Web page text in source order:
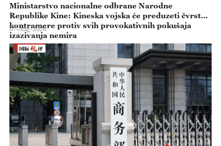
Ministarstvo nacionalne odbrane Narodne
Republike Kine: Kineska vojska će preduzeti čvrste
kontramere protiv svih provokativnih pokušaja
izazivanja nemira
07-Aug-2026